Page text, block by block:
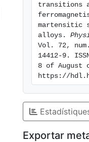
transitions
martensitic
alloys.
Vol. 72,
14412-9.
8 of August
https://
Exportar